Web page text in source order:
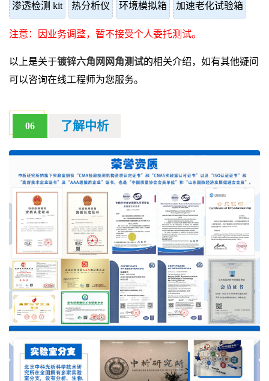
渗透检测 kit 热分析仪 环境模拟箱 加速老化试验箱
注意：因业务调整，暂不接受个人委托测试。
以上是关于镀锌六角网网角测试的相关介绍，如有其他疑问
可以咨询在线工程师为您服务。
06 了解中析